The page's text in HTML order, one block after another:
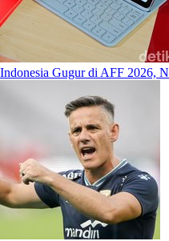
Indonesia Gugur di AFF 2026,